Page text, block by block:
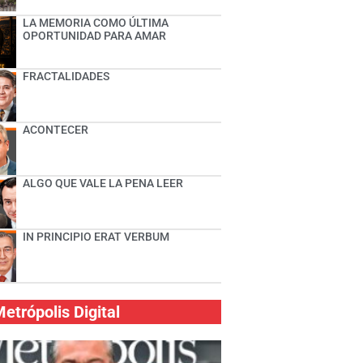
LA MEMORIA COMO ÚLTIMA
OPORTUNIDAD PARA AMAR
FRACTALIDADES
ACONTECER
ALGO QUE VALE LA PENA LEER
IN PRINCIPIO ERAT VERBUM
Digital